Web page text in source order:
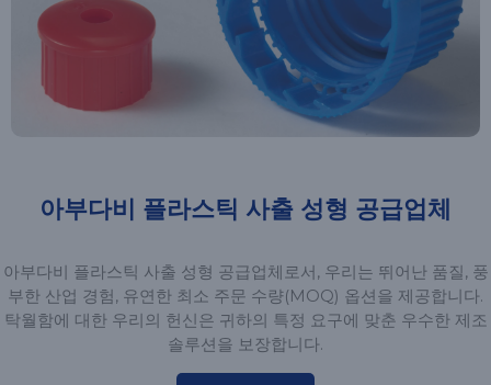
아부다비 플라스틱 사출 성형 공급업체
아부다비 플라스틱 사출 성형 공급업체로서, 우리는 뛰어난 품질, 풍
부한 산업 경험, 유연한 최소 주문 수량(MOQ) 옵션을 제공합니다.
탁월함에 대한 우리의 헌신은 귀하의 특정 요구에 맞춘 우수한 제조
솔루션을 보장합니다.